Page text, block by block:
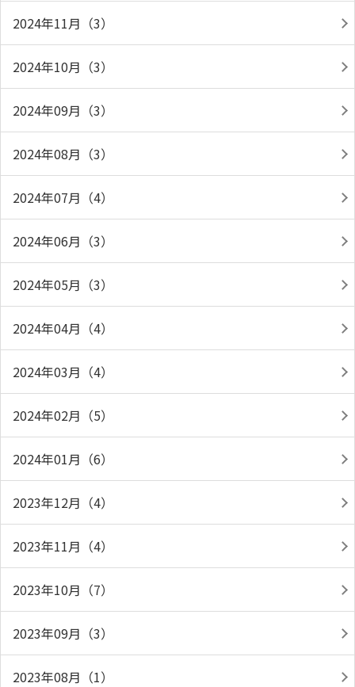
2024年11月（3）
2024年10月（3）
2024年09月（3）
2024年08月（3）
2024年07月（4）
2024年06月（3）
2024年05月（3）
2024年04月（4）
2024年03月（4）
2024年02月（5）
2024年01月（6）
2023年12月（4）
2023年11月（4）
2023年10月（7）
2023年09月（3）
2023年08月（1）